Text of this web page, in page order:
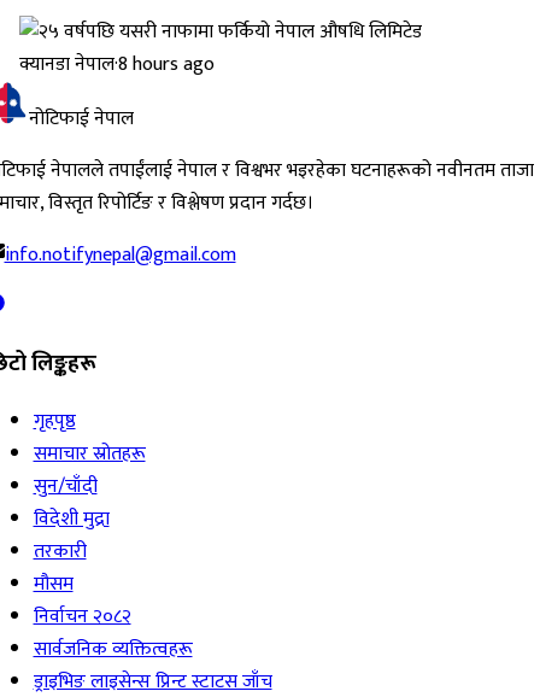
क्यानडा नेपाल·8 hours ago
नोटिफाई नेपाल
नेपालले तपाईंलाई नेपाल र विश्वभर भइरहेका घटनाहरूको नवीनतम ताजा
विस्तृत रिपोर्टिङ र विश्लेषण प्रदान गर्दछ।
info.notifynepal@gmail.com
लिङ्कहरू
गृहपृष्ठ
समाचार स्रोतहरू
सुन/चाँदी
विदेशी मुद्रा
तरकारी
मौसम
निर्वाचन २०८२
सार्वजनिक व्यक्तित्वहरू
ड्राइभिङ लाइसेन्स प्रिन्ट स्टाटस जाँच